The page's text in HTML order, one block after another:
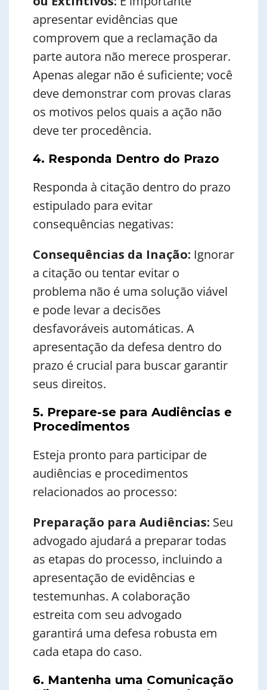
apresentar evidências que
comprovem que a reclamação da
parte autora não merece prosperar.
Apenas alegar não é suficiente; você
deve demonstrar com provas claras
os motivos pelos quais a ação não
deve ter procedência.
4. Responda Dentro do Prazo
Responda à citação dentro do prazo
estipulado para evitar
consequências negativas:
Consequências da Inação: Ignorar
a citação ou tentar evitar o
problema não é uma solução viável
e pode levar a decisões
desfavoráveis automáticas. A
apresentação da defesa dentro do
prazo é crucial para buscar garantir
seus direitos.
5. Prepare-se para Audiências e
Procedimentos
Esteja pronto para participar de
audiências e procedimentos
relacionados ao processo:
Preparação para Audiências: Seu
advogado ajudará a preparar todas
as etapas do processo, incluindo a
apresentação de evidências e
testemunhas. A colaboração
estreita com seu advogado
garantirá uma defesa robusta em
cada etapa do caso.
6. Mantenha uma Comunicação